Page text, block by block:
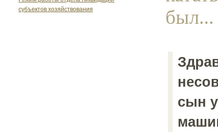
субъектов хозяйствования
был...
сын